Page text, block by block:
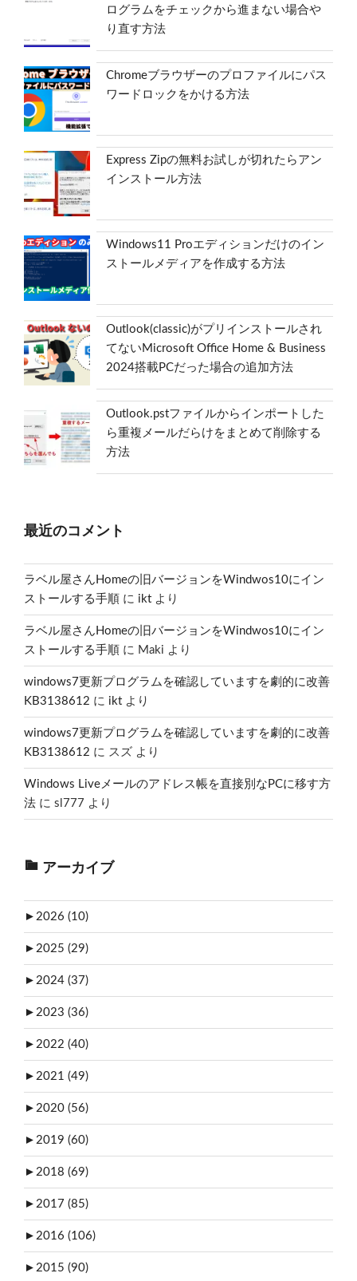
ログラムをチェックから進まない場合や
り直す方法
Chromeブラウザーのプロファイルにパス
ワードロックをかける方法
Express Zipの無料お試しが切れたらアン
インストール方法
Windows11 Proエディションだけのイン
ストールメディアを作成する方法
Outlook(classic)がプリインストールされ
てないMicrosoft Office Home & Business
2024搭載PCだった場合の追加方法
Outlook.pstファイルからインポートした
ら重複メールだらけをまとめて削除する
方法
最近のコメント
ラベル屋さんHomeの旧バージョンをWindwos10にイン
ストールする手順 に ikt より
ラベル屋さんHomeの旧バージョンをWindwos10にイン
ストールする手順 に Maki より
windows7更新プログラムを確認していますを劇的に改善
KB3138612 に ikt より
windows7更新プログラムを確認していますを劇的に改善
KB3138612 に スズ より
Windows Liveメールのアドレス帳を直接別なPCに移す方
法 に sl777 より
アーカイブ
► 2026 (10)
► 2025 (29)
► 2024 (37)
► 2023 (36)
► 2022 (40)
► 2021 (49)
► 2020 (56)
► 2019 (60)
► 2018 (69)
► 2017 (85)
► 2016 (106)
► 2015 (90)